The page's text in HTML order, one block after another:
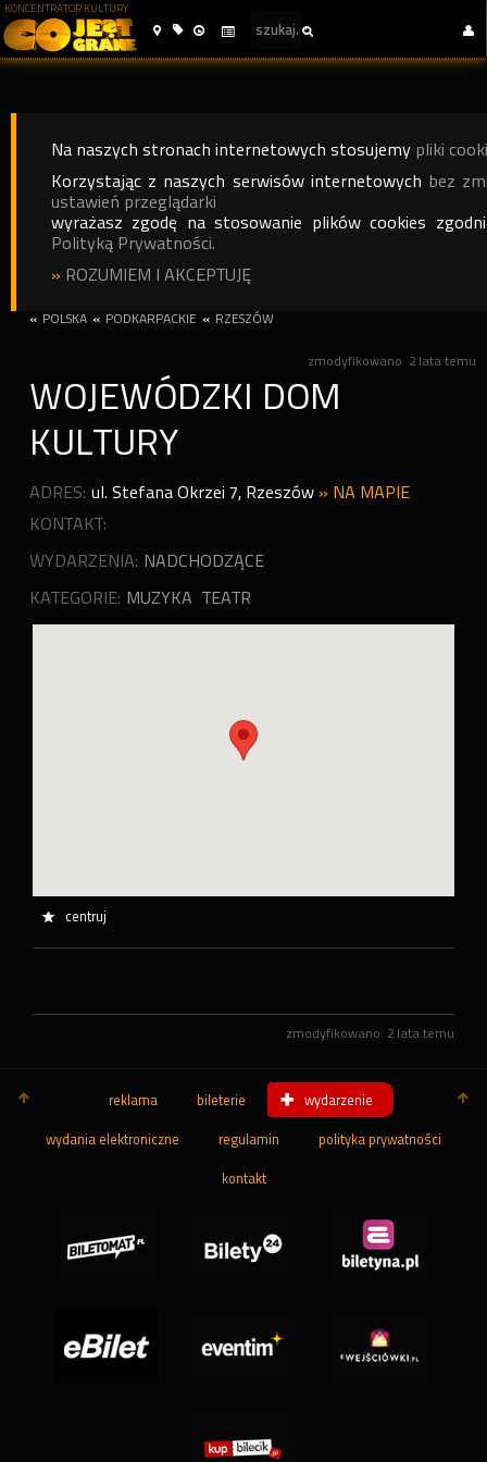
KONCENTRATOR KULTURY
Na naszych stronach internetowych stosujemy pliki
Korzystając z naszych serwisów internetowych bez
ustawień przeglądarki
wyrażasz zgodę na stosowanie plików cookies
Polityką Prywatności.
» ROZUMIEM I AKCEPTUJĘ
« POLSKA « PODKARPACKIE « RZESZÓW
zmodyfikowano 2 lata temu
WOJEWÓDZKI DOM
KULTURY
ADRES: ul. Stefana Okrzei 7, Rzeszów » NA MAPIE
KONTAKT:
WYDARZENIA: NADCHODZĄCE
KATEGORIE: MUZYKA TEATR
centruj
zmodyfikowano 2 lata temu
reklama bileterie wydarzenie
wydania elektroniczne regulamin polityka prywatności
kontakt